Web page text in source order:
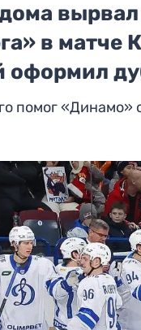
вырвал
в матче
оформил
помог «Динамо»